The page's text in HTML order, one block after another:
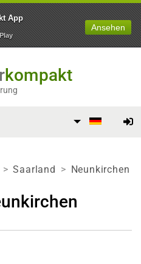
App
Ansehen
kompakt
Saarland Neunkirchen